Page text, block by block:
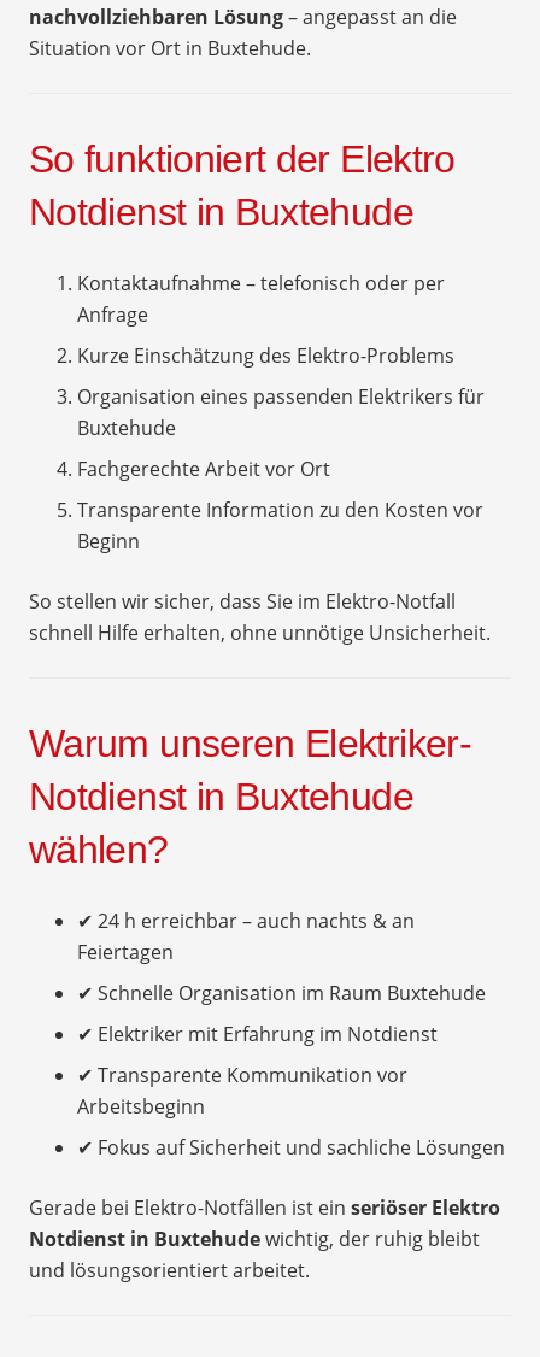
nachvollziehbaren Lösung– angepasst an die
Situation vor Ort in Buxtehude.
So funktioniert der Elektro
Notdienst in Buxtehude
Kontaktaufnahme – telefonisch oder per
Anfrage
Kurze Einschätzung des Elektro-Problems
Organisation eines passenden Elektrikers für
Buxtehude
Fachgerechte Arbeit vor Ort
Transparente Information zu den Kosten vor
Beginn
So stellen wir sicher, dass Sie im Elektro-Notfall
schnell Hilfe erhalten, ohne unnötige Unsicherheit.
Warum unseren Elektriker-
Notdienst in Buxtehude
wählen?
✔ 24 h erreichbar – auch nachts & an
Feiertagen
✔ Schnelle Organisation im Raum Buxtehude
✔ Elektriker mit Erfahrung im Notdienst
✔ Transparente Kommunikation vor
Arbeitsbeginn
✔ Fokus auf Sicherheit und sachliche Lösungen
Gerade bei Elektro-Notfällen ist ein seriöser Elektro
Notdienst in Buxtehudewichtig, der ruhig bleibt
und lösungsorientiert arbeitet.